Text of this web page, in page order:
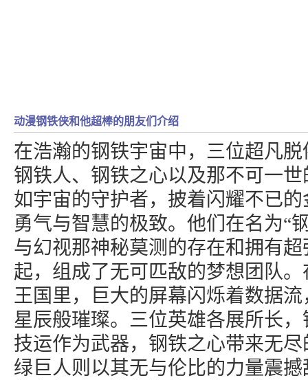
动漫钢铁侠和他超棒的朋友们介绍
在浩瀚的钢铁宇宙中，三位超凡
钢铁人、钢铁之心以及那不可一
如宇宙的守护者，披着闪耀不已
勇气与智慧的极致。他们在名为“
与幻视那神秘莫测的存在和拥有
起，组成了无可匹敌的梦想团队
王国里，巨大的屏幕闪烁着数据
星辰般璀璨。三位英雄各展所长
技运作为武器，钢铁之心带来无
绿巨人则以其无与伦比的力量震